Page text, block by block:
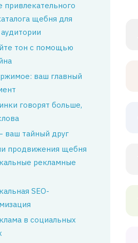
привлекательного
щебня для
тон с помощью
ваш главный
говорят больше,
ваш тайный друг
продвижения щебня
рекламные
SEO-
в социальных